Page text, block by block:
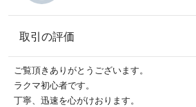
取引の評価
ご覧頂きありがとうございます。
ラクマ初心者です。
丁寧、迅速を心がけおります。